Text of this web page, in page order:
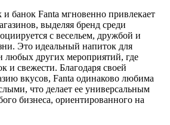
банок Fanta мгновенно привлекает
выделяя бренд среди
с весельем, дружбой и
Это идеальный напиток для
любых других мероприятий, где
и свежести. Благодаря своей
вкусов, Fanta одинаково любима
что делает ее универсальным
бизнеса, ориентированного на